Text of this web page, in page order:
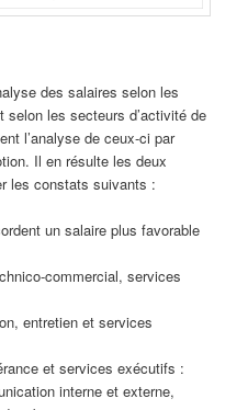
des salaires selon les
selon les secteurs d’activité de
l’analyse de ceux-ci par
Il en résulte les deux
les constats suivants :
un salaire plus favorable
commercial, services
entretien et services
et services exécutifs :
interne et externe,